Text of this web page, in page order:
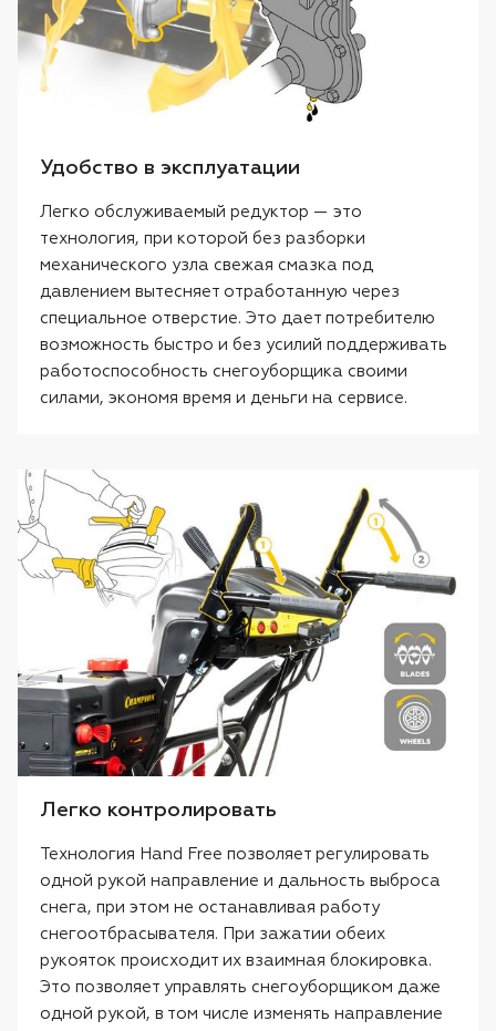
Удобство в эксплуатации
Легко обслуживаемый редуктор — это
технология, при которой без разборки
механического узла свежая смазка под
давлением вытесняет отработанную через
специальное отверстие. Это дает потребителю
возможность быстро и без усилий поддерживать
работоспособность снегоуборщика своими
силами, экономя время и деньги на сервисе.
Легко контролировать
Технология Hand Free позволяет регулировать
одной рукой направление и дальность выброса
снега, при этом не останавливая работу
снегоотбрасывателя. При зажатии обеих
рукояток происходит их взаимная блокировка.
Это позволяет управлять снегоуборщиком даже
одной рукой, в том числе изменять направление